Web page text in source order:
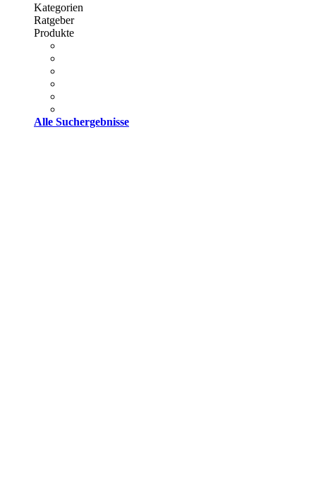
Kategorien
Ratgeber
Produkte
Alle Suchergebnisse